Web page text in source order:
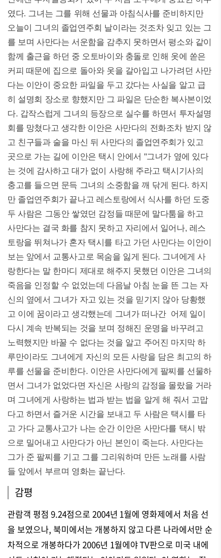
였다. 그녀는 그를 위해 선물과 아침식사를 준비하지만
오늘이 그녀의 졸업연주회 날이라는 것조차 잊고 있는 그
를 보며 사만다는 서운함을 감추지 못하면서 평소와 같이
함께 출근을 하던 중 오토바이와 충돌로 인해 옷에 쏟은
커피 때문에 집으로 돌아와 옷을 갈아입고 나가려던 사만
다는 이안이 중요한 파일을 두고 갔다는 사실을 알고 급
히 설명회 장소로 향했지만 그 파일은 단순한 복사본이었
다. 갑작스럽게 그녀의 등장으로 실수를 하면서 투자설명
회를 망쳤다고 생각한 이안은 사만다의 전화조차 받지 않
고 친구들과 술을 마신 뒤 사만다의 졸업연주회가 있고
곳으로 가는 길에 이안은 택시 안에서 "그녀가 옆에 있다
는 것에 감사하고 대가 없이 사랑해 주라고 택시기사의
충고를 들으면 문득 그녀의 소중함을 깨 닦게 된다. 하지
만 졸업연주회가 끝나고 레스토랑에서 식사를 하던 도중
두 사람은 그동안 쌓였던 감정들 때문에 말다툼을 하고
사만다는 결국 화를 참지 못하고 자리에서 일어나, 레스
토랑을 뛰쳐나가 혼자 택시를 타고 가던 사만다는 이안이
보는 앞에서 교통사고로 목숨을 잃게 된다. 그녀에게 사
랑한다는 말 한마디 제대로 해주지 못했던 이안은 그녀의
죽음을 인정할 수 없었는데 다음날 아침 눈을 뜬 그는 자
신의 옆에서 그녀가 자고 있는 것을 믿기지 않아 당황했
고 이에 꿈이라고 생각했는데 그녀가 떠나간 어제 일이
다시 계속 반복되는 것을 보며 정해진 운명을 바꾸려고
노력했지만 바꿀 수 없다는 것을 알고 주어진 마지막 하
루만이라도 그녀에게 자신의 모든 사랑을 담은 최고의 하
루를 선물을 준비한다. 이안은 사만다에게 팔찌를 선물하
면서 그녀가 없었다면 자신은 사랑의 감정을 몰랐을 거라
며 그녀에게 사랑하는 법과 받는 법을 알게 해 줘서 고맙
다고 하면서 즐거운 시간을 보내고 두 사람은 택시를 타
고 가다 교통사고가 나는 순간 이안은 사만다를 택시 밖
으로 밀어내고 사만다가 아닌 본인이 죽는다. 사만다는
그가 준 팔찌를 기고 그를 그리워하며 만든 노래를 사람
들 앞에서 부르며 영화는 끝난다.
감평
관람객 평점 9.24점으로 2004년 1월에 영화제에서 처음 선
을 보였으나, 북미에서는 개봉하지 않고 다른 나라에서만 순
차적으로 개봉하다가 2006년 1월에야 TV판으로 미국 내에